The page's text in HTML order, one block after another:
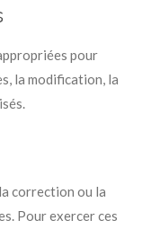
pour
la modification, la
correction ou la
Pour exercer ces